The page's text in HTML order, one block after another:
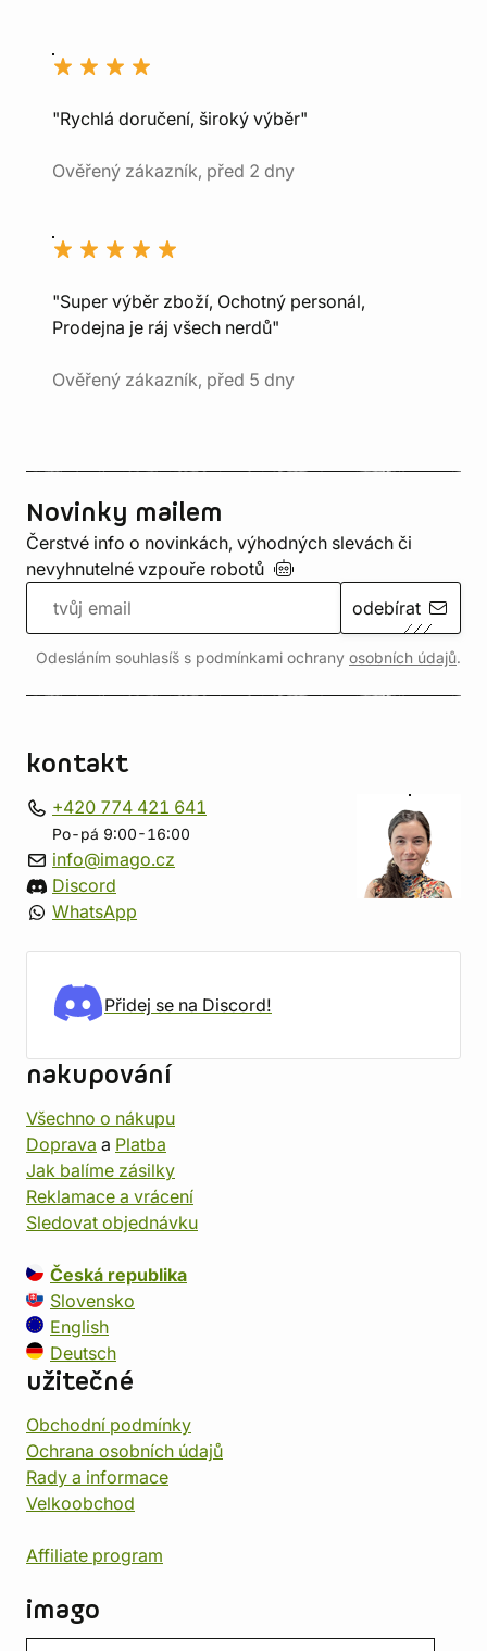
"Rychlá doručení, široký výběr"
Ověřený zákazník, před 2 dny
"Super výběr zboží, Ochotný personál,
Prodejna je ráj všech nerdů"
Ověřený zákazník, před 5 dny
Novinky mailem
Čerstvé info o novinkách, výhodných slevách či
nevyhnutelné vzpouře robotů
odebírat
Odesláním souhlasíš s podmínkami ochrany osobních údajů.
kontakt
+420 774 421 641
Po-pá 9:00-16:00
info@imago.cz
Discord
WhatsApp
Přidej se na Discord!
nakupování
Všechno o nákupu
Doprava a Platba
Jak balíme zásilky
Reklamace a vrácení
Sledovat objednávku
Česká republika
Slovensko
English
Deutsch
užitečné
Obchodní podmínky
Ochrana osobních údajů
Rady a informace
Velkoobchod
Affiliate program
imago